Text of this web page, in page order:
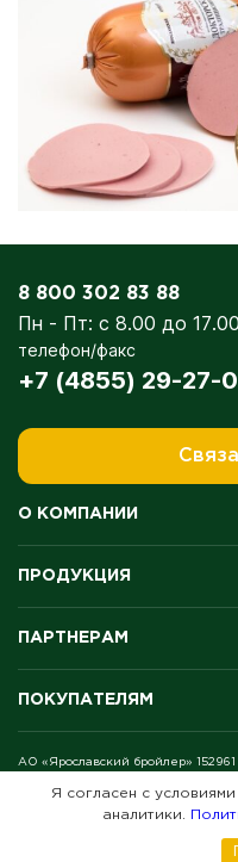
Я согласен с
аналитики.
О КОМПАНИИ
История компании
Экология
Новости
Вакансии
ПРОДУКЦИЯ
Мясо цыплёнка-бройлера
Продукция для гриля
ПАРТНЕРАМ
Поставщикам
ПОКУПАТЕЛЯМ
Советы
8 800 302 83 88
Пн - Пт: с 8.00 до 17.00
телефон/факс
+7 (4855) 29-27-
АО «Ярославский бройлер»
Согласие на обработку
© 2009-2026